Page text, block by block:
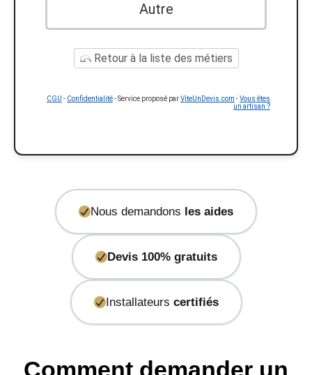
Autre
Retour à la liste des métiers
CGU - Confidentialité- Service proposé parViteUnDevis.com -Vous êtes
un artisan ?
Nous demandons les aides
Devis 100% gratuits
Installateurs certifiés
Comment demander un